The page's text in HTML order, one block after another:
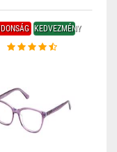
KEDVEZMÉNY